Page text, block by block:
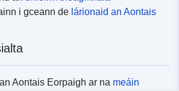
i gceann de lárionaid an Aontais
Aontais Eorpaigh ar na meáin